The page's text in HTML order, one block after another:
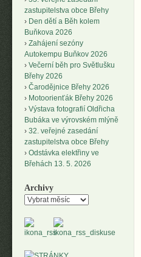
zastupitelstva obce Břehy
Den dětí a Běh kolem
Buňkova 2026
Zahájení sezóny
Autokempu Buňkov 2026
Večerní běh pro Světlušku
Břehy 2026
Čarodějnice Břehy 2026
Motoorienťák Břehy 2026
Výstava fotografií Oldřicha
Bubáka ve výrovském mlýně
32. veřejné zasedání
zastupitelstva obce Břehy
Odstávka elektřiny ve
Břehách 13. 5. 2026
Archivy
Archivy